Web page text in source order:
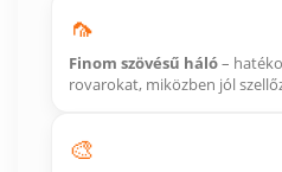
🦟
Finom szövésű háló–
rovarokat, miközben jól
🎨